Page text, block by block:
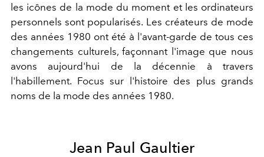
les icônes de la mode du moment et les ordinateurs
personnels sont popularisés. Les créateurs de mode
des années 1980 ont été à l'avant-garde de tous ces
changements culturels, façonnant l'image que nous
avons aujourd'hui de la décennie à travers
l'habillement. Focus sur l'histoire des plus grands
noms de la mode des années 1980.
Jean Paul Gaultier